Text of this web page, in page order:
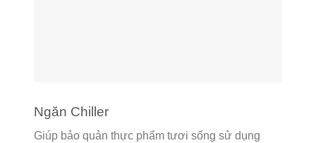
Ngăn Chiller
Giúp bảo quản thực phẩm tươi sống sử dụng